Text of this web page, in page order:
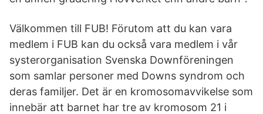
Välkommen till FUB! Förutom att du kan vara
medlem i FUB kan du också vara medlem i vår
systerorganisation Svenska Downföreningen
som samlar personer med Downs syndrom och
deras familjer. Det är en kromosomavvikelse som
innebär att barnet har tre av kromosom 21 i